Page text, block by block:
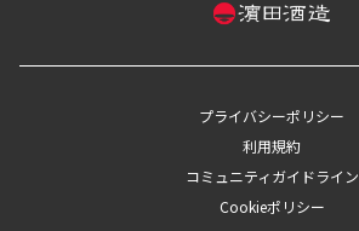
プライバシーポリシー
利用規約
コミュニティガイドライン
Cookieポリシー